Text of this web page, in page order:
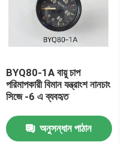
BYQ80-1A বায়ু চাপ
পরিমাপকারী বিমান যন্ত্রাংশ নানচাং
সিজে -6 এ ব্যবহৃত
অনুসন্ধান পাঠান